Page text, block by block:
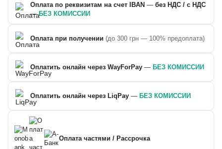
Оплата по реквизитам на счет IBAN — без НДС / с НДС
—БЕЗ КОМИССИИ
Оплата при получении (до 300 грн — 100% предоплата)
Оплатить онлайн через WayForPay — БЕЗ КОМИССИИ
Оплатить онлайн через LiqPay — БЕЗ КОМИССИИ
Оплата частями / Рассрочка